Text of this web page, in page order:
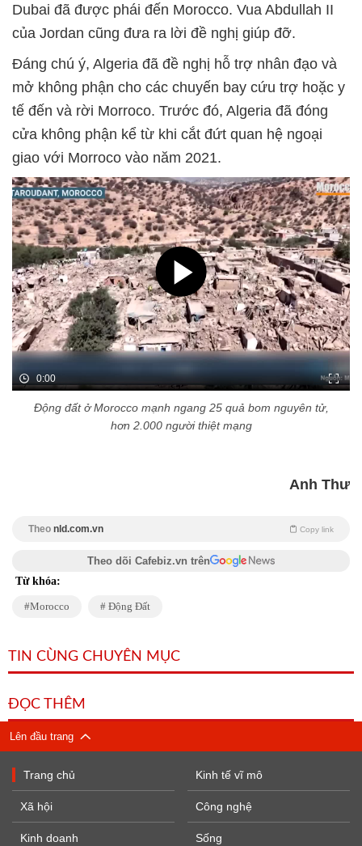
Dubai đã được phái đến Morocco. Vua Abdullah II
của Jordan cũng đưa ra lời đề nghị giúp đỡ.
Đáng chú ý, Algeria đã đề nghị hỗ trợ nhân đạo và
mở không phận cho các chuyến bay cứu trợ hoặc y
tế đến và rời Morroco. Trước đó, Algeria đã đóng
cửa không phận kể từ khi cắt đứt quan hệ ngoại
giao với Morroco vào năm 2021.
0:00
Động đất ở Morocco mạnh ngang 25 quả bom nguyên tử,
hơn 2.000 người thiệt mạng
Anh Thư
Theo nld.com.vn Copy link
Theo dõi Cafebiz.vn trên
Từ khóa:
Morocco Động Đất
TIN CÙNG CHUYÊN MỤC
ĐỌC THÊM
Lên đầu trang
Trang chủ
Xã hội
Kinh doanh
Kinh tế vĩ mô
Công nghệ
Sống